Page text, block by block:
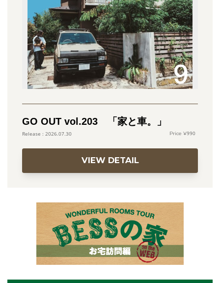
GO OUT vol.203 「家と車。」
2026.07.30 990
VIEW DETAIL